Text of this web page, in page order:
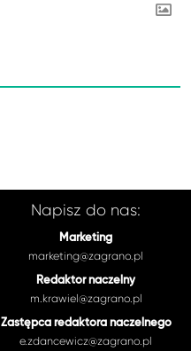
Napisz do nas:
Marketing
marketing@zagrano.pl
Redaktor naczelny
m.krawiel@zagrano.pl
Zastępca redaktora naczelnego
e.zdancewicz@zagrano.pl